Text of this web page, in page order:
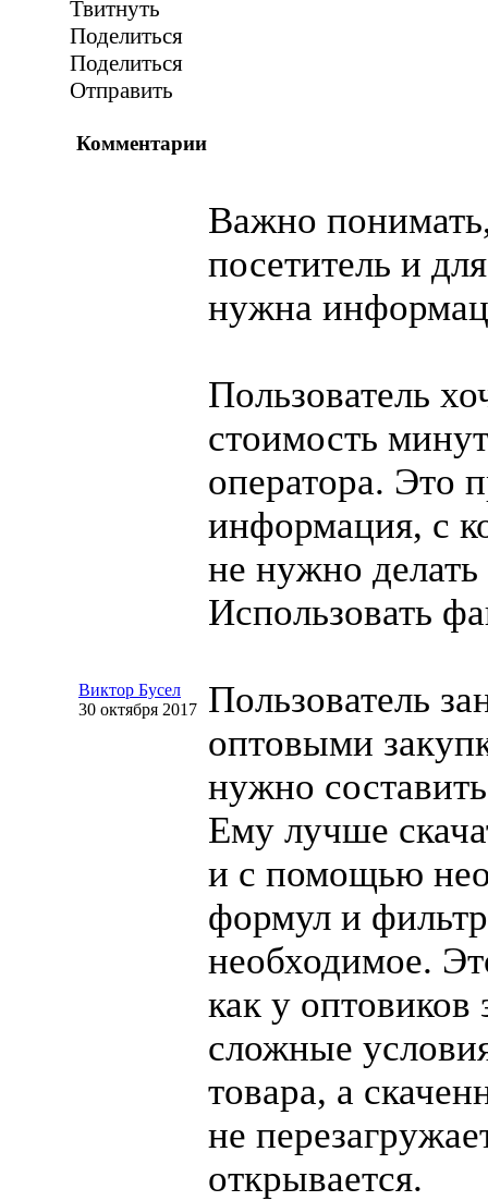
Твитнуть
Поделиться
Поделиться
Отправить
Комментарии
Виктор Бусел
30 октября 2017
Важно
посетитель и
нужна
Пользователь
стоимость
оператора. Это
информация, с
не нужно
Использовать
Пользователь
оптовыми
нужно
Ему лучше
и с помощью
формул и
необходимое.
как у оптовиков
сложные
товара, а
не
открывается.